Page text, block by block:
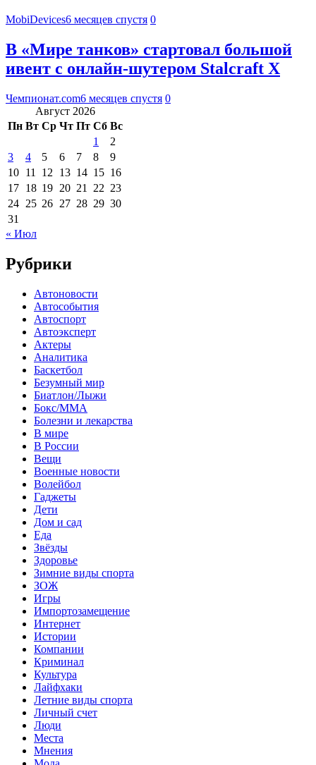
MobiDevices6 месяцев спустя 0
В «Мире танков» стартовал большой
ивент с онлайн-шутером Stalcraft X
Чемпионат.com6 месяцев спустя 0
Август 2026
Пн Вт Ср Чт Пт Сб Вс
1
2
3
4 5 6 7 8
9
10 11 12 13 14 15 16
17 18 19 20 21 22 23
24 25 26 27 28 29 30
31
« Июл
Рубрики
Автоновости
Автособытия
Автоспорт
Автоэксперт
Актеры
Аналитика
Баскетбол
Безумный мир
Биатлон/Лыжи
Бокс/MMA
Болезни и лекарства
В мире
В России
Вещи
Военные новости
Волейбол
Гаджеты
Дети
Дом и сад
Еда
Звёзды
Здоровье
Зимние виды спорта
ЗОЖ
Игры
Импортозамещение
Интернет
Истории
Компании
Криминал
Культура
Лайфхаки
Летние виды спорта
Личный счет
Люди
Места
Мнения